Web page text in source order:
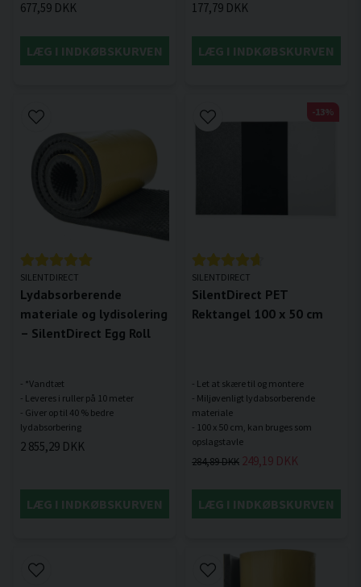
677,59 DKK
LÆG I INDKØBSKURVEN
177,79 DKK
LÆG I INDKØBSKURVEN
SILENTDIRECT
Lydabsorberende
materiale og lydisolering
– SilentDirect Egg Roll
- *Vandtæt
- Leveres i ruller på 10 meter
- Giver op til 40 % bedre
2 855,29 DKK
LÆG I INDKØBSKURVEN
SILENTDIRECT
SilentDirect PET
Rektangel 100 x 50 cm
- Let at skære til og montere
- Miljøvenligt lydabsorberende
materiale
- 100 x 50 cm, kan bruges som
284,89 DKK 249,19 DKK
LÆG I INDKØBSKURVEN
-13%